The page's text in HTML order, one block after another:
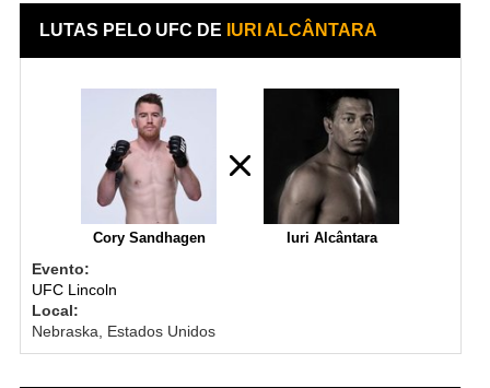
LUTAS PELO UFC DE IURI ALCÂNTARA
Cory Sandhagen Iuri Alcântara
Evento:
UFC Lincoln
Local:
Nebraska, Estados Unidos